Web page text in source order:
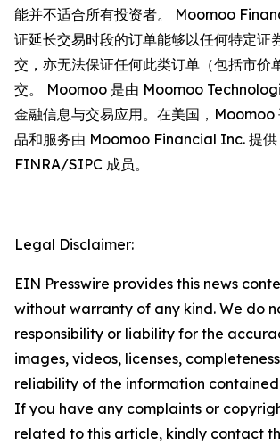
能并不适合所有投资者。 Moomoo
证延长交易时段的订单能够以任何特定证
交，亦无法保证任何此类订单（包括市价
交。 Moomoo 是由 Moomoo
金融信息与交易应用。在美国，Moomoo
品和服务由 Moomoo Financial Inc. 提供
FINRA/SIPC 成员。
Legal Disclaimer:
EIN Presswire provides this news
without warranty of any kind. We do
responsibility or liability for the
images, videos, licenses,
reliability of the information
If you have any complaints or
related to this article, kindly contact